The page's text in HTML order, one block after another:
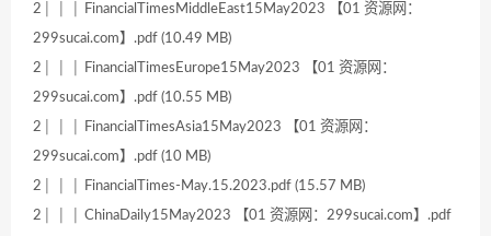
2│ │ │ FinancialTimesMiddleEast15May2023 【01 资源网：
299sucai.com】.pdf (10.49 MB)
2│ │ │ FinancialTimesEurope15May2023 【01 资源网：
299sucai.com】.pdf (10.55 MB)
2│ │ │ FinancialTimesAsia15May2023 【01 资源网：
299sucai.com】.pdf (10 MB)
2│ │ │ FinancialTimes-May.15.2023.pdf (15.57 MB)
2│ │ │ ChinaDaily15May2023 【01 资源网：299sucai.com】.pdf